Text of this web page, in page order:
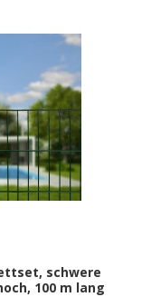
schwere
100 m lang